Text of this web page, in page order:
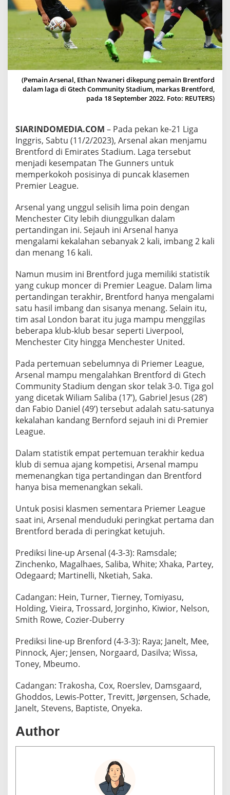
P
A
N
A
S
E
N
A
E
R
K
O
K
O
H
S
I
S
I
D
I
U
N
C
A
K
K
L
S
M
E
N
P
L
(Pemain Arsenal, Ethan Nwaneri dikepung pemain Brentford
dalam laga di Gtech Community Stadium, markas Brentford,
pada 18 September 2022. Foto: REUTERS)
SIARINDOMEDIA.COM – Pada pekan ke-21 Liga
Inggris, Sabtu (11/2/2023), Arsenal akan menjamu
Brentford di Emirates Stadium. Laga tersebut
menjadi kesempatan The Gunners untuk
memperkokoh posisinya di puncak klasemen
Premier League.
Arsenal yang unggul selisih lima poin dengan
Menchester City lebih diunggulkan dalam
pertandingan ini. Sejauh ini Arsenal hanya
mengalami kekalahan sebanyak 2 kali, imbang 2 kali
dan menang 16 kali.
Namun musim ini Brentford juga memiliki statistik
yang cukup moncer di Premier League. Dalam lima
pertandingan terakhir, Brentford hanya mengalami
satu hasil imbang dan sisanya menang. Selain itu,
tim asal London barat itu juga mampu menggilas
beberapa klub-klub besar seperti Liverpool,
Menchester City hingga Menchester United.
Pada pertemuan sebelumnya di Priemer League,
Arsenal mampu mengalahkan Brentford di Gtech
Community Stadium dengan skor telak 3-0. Tiga gol
yang dicetak Wiliam Saliba (17’), Gabriel Jesus (28’)
dan Fabio Daniel (49’) tersebut adalah satu-satunya
kekalahan kandang Bernford sejauh ini di Premier
League.
Dalam statistik empat pertemuan terakhir kedua
klub di semua ajang kompetisi, Arsenal mampu
memenangkan tiga pertandingan dan Brentford
hanya bisa memenangkan sekali.
Untuk posisi klasmen sementara Priemer League
saat ini, Arsenal menduduki peringkat pertama dan
Brentford berada di peringkat ketujuh.
Prediksi line-up Arsenal (4-3-3): Ramsdale;
Zinchenko, Magalhaes, Saliba, White; Xhaka, Partey,
Odegaard; Martinelli, Nketiah, Saka.
Cadangan: Hein, Turner, Tierney, Tomiyasu,
Holding, Vieira, Trossard, Jorginho, Kiwior, Nelson,
Smith Rowe, Cozier-Duberry
Prediksi line-up Brenford (4-3-3): Raya; Janelt, Mee,
Pinnock, Ajer; Jensen, Norgaard, Dasilva; Wissa,
Toney, Mbeumo.
Cadangan: Trakosha, Cox, Roerslev, Damsgaard,
Ghoddos, Lewis-Potter, Trevitt, Jørgensen, Schade,
Janelt, Stevens, Baptiste, Onyeka.
Author